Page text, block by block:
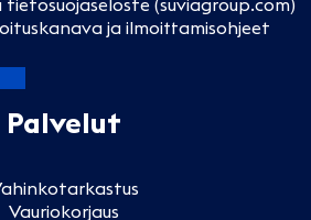
(suviagroup.com)
ja ilmoittamisohjeet
Palvelut
Vauriokorjaus